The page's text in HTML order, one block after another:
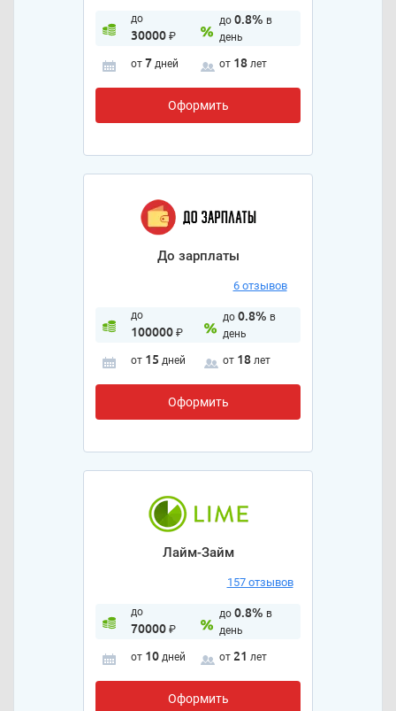
до
30000₽
до 0.8% в
день
от 7 дней от 18 лет
Оформить
До зарплаты
6 отзывов
до
100000₽
до 0.8% в
день
от 15 дней от 18 лет
Оформить
Лайм-Займ
157 отзывов
до
70000₽
до 0.8% в
день
от 10 дней от 21 лет
Оформить